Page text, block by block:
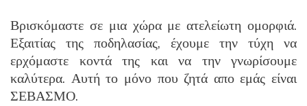
Βρισκόμαστε σε μια χώρα με ατελείωτη ομορφιά.
Εξαιτίας της ποδηλασίας, έχουμε την τύχη να
ερχόμαστε κοντά της και να την γνωρίσουμε
καλύτερα. Αυτή το μόνο που ζητά απο εμάς είναι
ΣΕΒΑΣΜΟ.